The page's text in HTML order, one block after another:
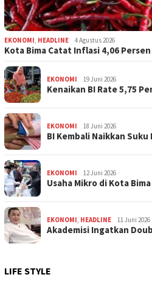
EKONOMI, HEADLINE 4 Agustus 2026
Kota Bima Catat Inflasi 4,06
EKONOMI 19 Juni 2026
Kenaikan BI Rate 5,75
EKONOMI 18 Juni 2026
BI Kembali Naikkan
EKONOMI 12 Juni 2026
Usaha Mikro di Kota
EKONOMI, HEADLINE 11 Juni 2026
Akademisi Ingatkan
LIFE STYLE